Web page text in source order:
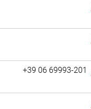
+39 06 69993-201